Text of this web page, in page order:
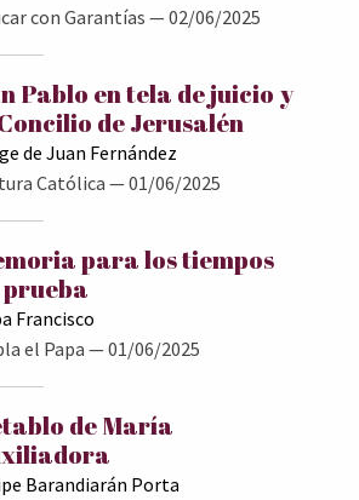
con Garantías — 02/06/2025
Pablo en tela de juicio y
de Jerusalén
de Juan Fernández
Católica — 01/06/2025
para los tiempos
prueba
Francisco
el Papa — 01/06/2025
de María
Barandiarán Porta